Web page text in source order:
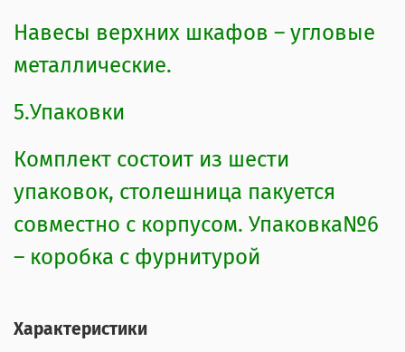
Навесы верхних шкафов – угловые
металлические.
5.Упаковки
Комплект состоит из шести
упаковок, столешница пакуется
совместно с корпусом. Упаковка№6
– коробка с фурнитурой
Характеристики